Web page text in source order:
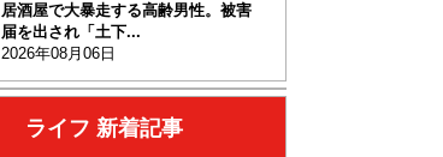
居酒屋で大暴走する高齢男性。被害
届を出され「土下...
2026年08月06日
ライフ 新着記事